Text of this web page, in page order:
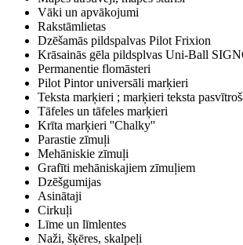
Vāki un apvākojumi
Rakstāmlietas
Dzēšamās pildspalvas Pilot Frixion
Krāsainās gēla pildsplvas Uni-Ball
Permanentie flomāsteri
Pilot Pintor universāli marķieri
Teksta marķieri ; marķieri teksta
Tāfeles un tāfeles marķieri
Krīta marķieri ''Chalky''
Parastie zīmuļi
Mehāniskie zīmuļi
Grafīti mehāniskajiem zīmuļiem
Dzēšgumijas
Asinātaji
Cirkuļi
Līme un līmlentes
Naži, šķēres, skalpeļi